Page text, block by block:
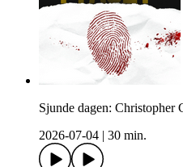
Sjunde dagen: Christopher
2026-07-04
30 min.